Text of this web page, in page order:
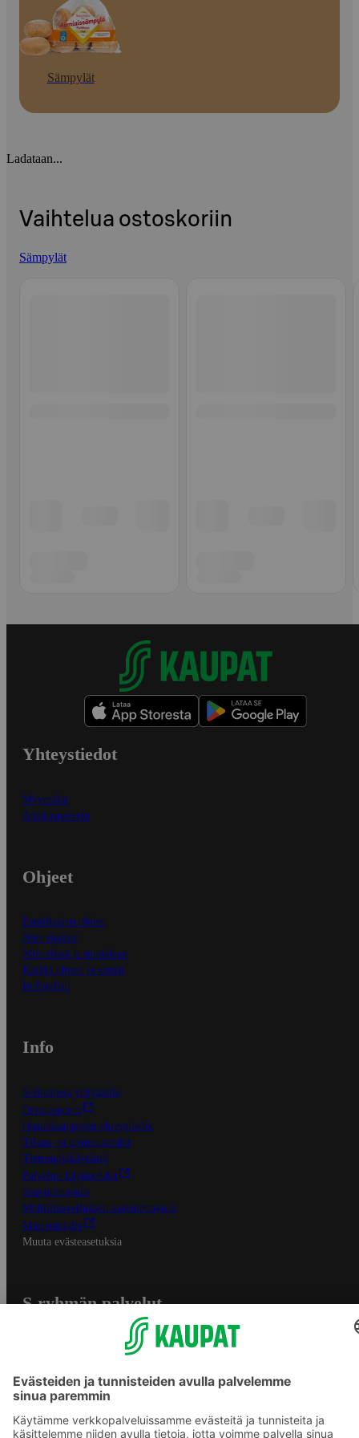
Sämpylät
Ladataan...
Vaihtelua ostoskoriin
Sämpylät
Yhteystiedot
Myymälät
Asiakaspalvelu
Ohjeet
Ensitilaajan ohjeet
Näin maksat
Näin tilaat ja muokkaat
Kaikki ohjeet ja vinkit
In English
Info
S-Business yrityksille
Oiva-raportit
Osuuskauppojen yhteystiedot
Tilaus- ja toimitusehdot
Tietosuojakäytäntö
Palvelun käyttöehdot
Saavutettavuus
Mobiilisovelluksen saavutettavuus
Mainostajalle
Muuta evästeasetuksia
S-ryhmän palvelut
Yhteishyvä Ruoka -sovellus
S-ostoslista -sovellus
Prisma.fi